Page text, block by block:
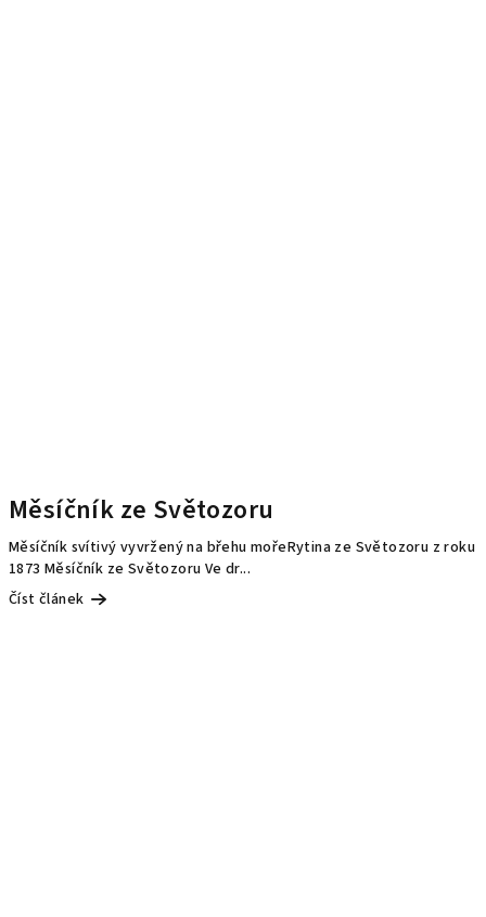
Měsíčník ze Světozoru
Měsíčník svítivý vyvržený na břehu mořeRytina ze Světozoru z roku
1873 Měsíčník ze Světozoru Ve dr...
Číst článek